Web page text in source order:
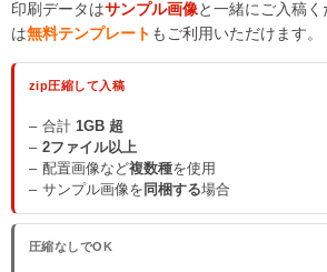
印刷データはサンプル画像と一緒にご入稿
は無料テンプレート もご利用いただけます。
zip圧縮して入稿
合計 1GB 超
2ファイル以上
配置画像など複数種を使用
サンプル画像を 同梱する場合
圧縮なしでOK